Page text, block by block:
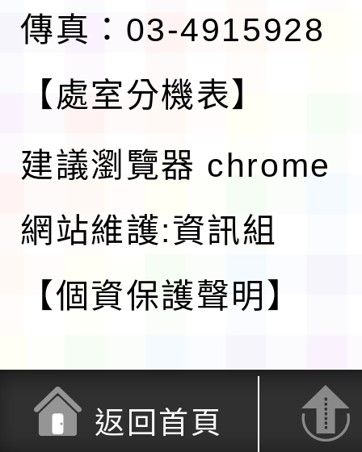
傳真：03-4915928
【處室分機表】
建議瀏覽器 chrome
網站維護:資訊組
【個資保護聲明】
返回首頁